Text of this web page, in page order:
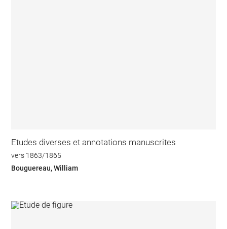
Etudes diverses et annotations manuscrites
vers 1863/1865
Bouguereau, William